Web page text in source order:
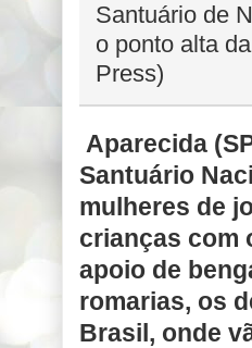
Santuário de
o ponto alta
Press)
Aparecida
Santuário
mulheres de
crianças com
apoio de
romarias, os
Brasil, onde